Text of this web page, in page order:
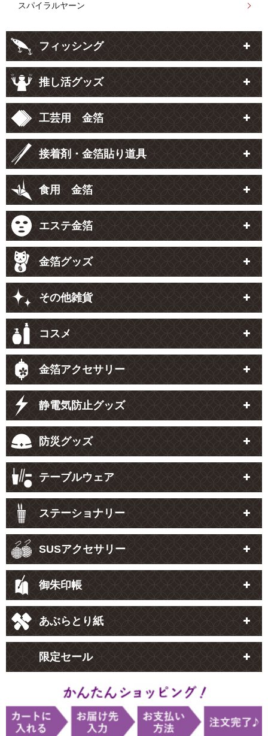
スパイラルヤーン
フィッシング
推し活グッズ
工芸用 金箔
接着剤・金箔貼り道具
食用 金箔
エステ金箔
金箔グッズ
その他雑貨
コスメ
金箔アクセサリー
静電気防止グッズ
防災グッズ
テーブルウェア
ステーショナリー
SUSアクセサリー
御朱印帳
あぶらとり紙
限定セール